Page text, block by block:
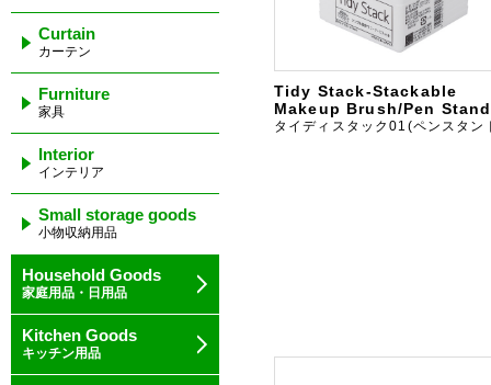
Curtain
カーテン
Furniture
家具
Interior
インテリア
Small storage goods
小物収納用品
Household Goods
家庭用品・日用品
Kitchen Goods
キッチン用品
Tidy Stack-Stackable
Makeup Brush/Pen Stand
タイディスタック01(ペンスタン